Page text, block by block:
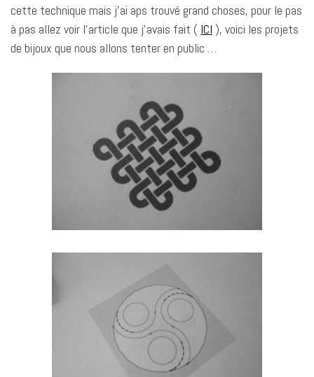
cette technique mais j’ai aps trouvé grand choses, pour le pas
à pas allez voir l’article que j’avais fait ( ICI ), voici les projets
de bijoux que nous allons tenter en public …